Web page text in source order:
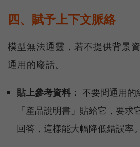
四、賦予上下文脈絡
模型無法通靈，若不提供背景
通用的廢話。
貼上參考資料： 不要問通用的
「產品說明書」貼給它，要求
回答，這樣能大幅降低錯誤率。